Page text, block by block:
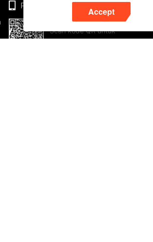
Accept
Phone
Scan kode QR untuk
mengunduh sekarang!